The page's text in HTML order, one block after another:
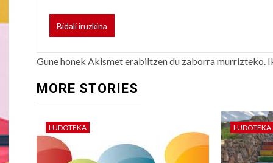
Gune honek Akismet erabiltzen du zaborra murrizteko.
MORE STORIES
LUDOTEKA LUDOTEKA